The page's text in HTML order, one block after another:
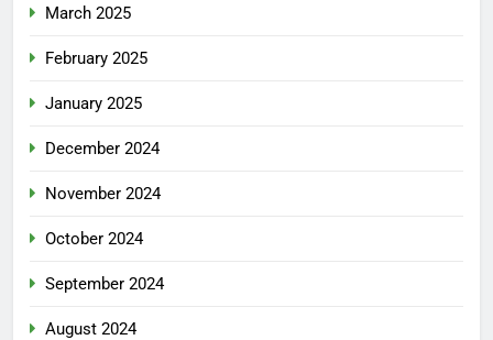
March 2025
February 2025
January 2025
December 2024
November 2024
October 2024
September 2024
August 2024